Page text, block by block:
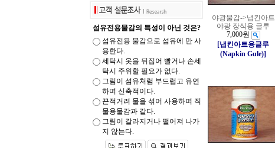
섬유전용물감의 특성이 아닌 것은?
섬유전용 물감으로 섬유에 만 사
용한다.
세탁시 옷을 뒤집어 빨거나 손세
탁시 주위할 필요가 없다.
그림이 섬유처럼 부드럽고 유연
하며 신축적이다.
끈적거려 물을 섞어 사용하며 직
물용물감과 같다.
그림이 갈라지거나 떨어져 나가
지 않는다.
야광물감->냅킨아트
야광 장식용 글루
7,000원
[냅킨아트용글루
(Napkin Gule)]